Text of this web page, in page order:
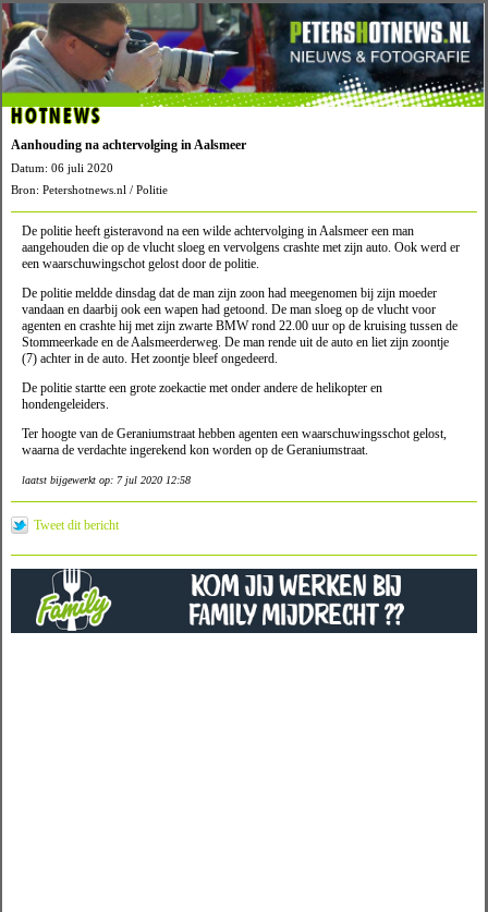
HOTNEWS
Aanhouding na achtervolging in Aalsmeer
Datum: 06 juli 2020
Bron: Petershotnews.nl / Politie
De politie heeft gisteravond na een wilde achtervolging in Aalsmeer een man
aangehouden die op de vlucht sloeg en vervolgens crashte met zijn auto. Ook werd er
een waarschuwingschot gelost door de politie.
De politie meldde dinsdag dat de man zijn zoon had meegenomen bij zijn moeder
vandaan en daarbij ook een wapen had getoond. De man sloeg op de vlucht voor
agenten en crashte hij met zijn zwarte BMW rond 22.00 uur op de kruising tussen de
Stommeerkade en de Aalsmeerderweg. De man rende uit de auto en liet zijn zoontje
(7) achter in de auto. Het zoontje bleef ongedeerd.
De politie startte een grote zoekactie met onder andere de helikopter en
hondengeleiders.
Ter hoogte van de Geraniumstraat hebben agenten een waarschuwingsschot gelost,
waarna de verdachte ingerekend kon worden op de Geraniumstraat.
laatst bijgewerkt op: 7 jul 2020 12:58
Tweet dit bericht